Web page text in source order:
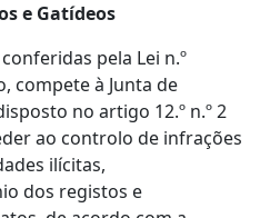
e Gatídeos
pela Lei n.º
compete à Junta de
no artigo 12.º n.º 2
ao controlo de infrações
ilícitas,
dos registos e